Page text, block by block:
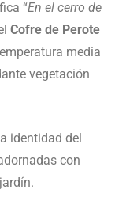
“En el cerro de
Cofre de Perote
media
vegetación
identidad del
con